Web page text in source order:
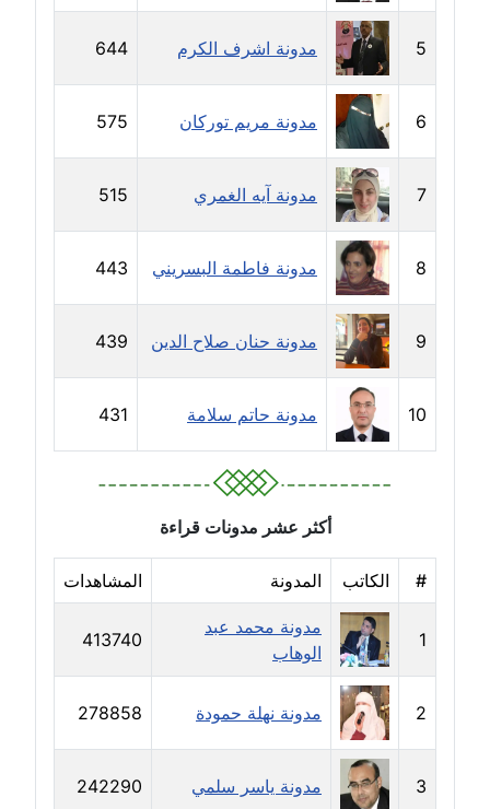
مدونة زينب حمدي
عاملة
مدونة سارة ابراهيم
عاملة
مدونة سارة القصبي
عاملة
مدونة سارة سعيد
عاملة
مدونة سالي علاء الدين
مدونة سامح رشاد
مدونة سامح طلعت
عاملة
مدونة سامح فرج
عاملة
مدونة سحر أبو العلا
عاملة
مدونة سحر حسب الله
عاملة
5 مدونة اشرف الكرم 644
6 مدونة مريم توركان 575
7 مدونة آيه الغمري 515
8 مدونة فاطمة البسريني 443
9 مدونة حنان صلاح الدين 439
10 مدونة حاتم سلامة 431
أكثر عشر مدونات قراءة
# الكاتب المدونة المشاهدات
1
مدونة محمد عبد
الوهاب
413740
2 مدونة نهلة حمودة 278858
3 مدونة ياسر سلمي 242290